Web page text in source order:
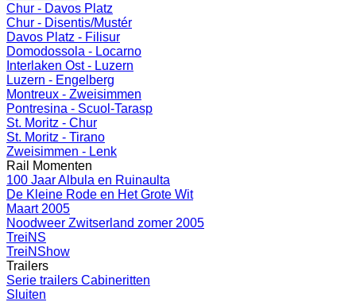
Chur - Davos Platz
Chur - Disentis/Mustér
Davos Platz - Filisur
Domodossola - Locarno
Interlaken Ost - Luzern
Luzern - Engelberg
Montreux - Zweisimmen
Pontresina - Scuol-Tarasp
St. Moritz - Chur
St. Moritz - Tirano
Zweisimmen - Lenk
Rail Momenten
100 Jaar Albula en Ruinaulta
De Kleine Rode en Het Grote Wit
Maart 2005
Noodweer Zwitserland zomer 2005
TreiNS
TreiNShow
Trailers
Serie trailers Cabineritten
Sluiten